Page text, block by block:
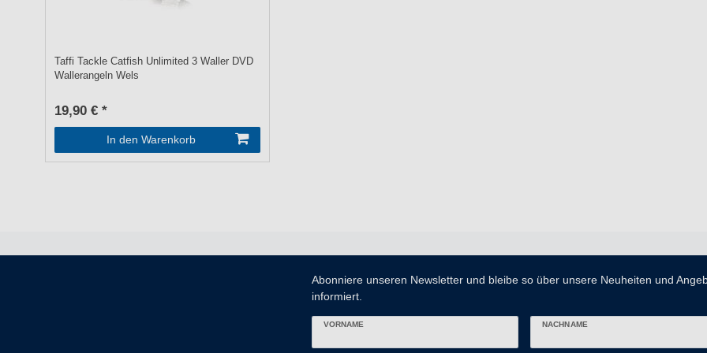
Taffi Tackle Catfish Unlimited 3 Waller DVD
Wallerangeln Wels
19,90 € *
In den Warenkorb
Abonniere unseren Newsletter und bleibe so über unsere Neuheiten und
informiert.
VORNAME NACHNAME